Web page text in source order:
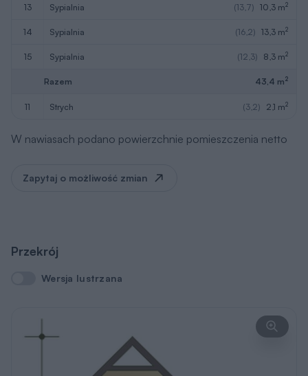
13 sypialnia (13,7) 10,3 m2
14 sypialnia (16,2) 13,3 m2
15 sypialnia (12,3) 8,3 m2
Razem 43,4 m2
11 strych (3,2) 2,1 m2
W nawiasach podano powierzchnie pomieszczenia netto
Zapytaj o możliwość zmian
Przekrój
Wersja lustrzana
Wersja lustrzana